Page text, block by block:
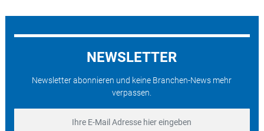
NEWSLETTER
Newsletter abonnieren und keine Branchen-News mehr
verpassen.